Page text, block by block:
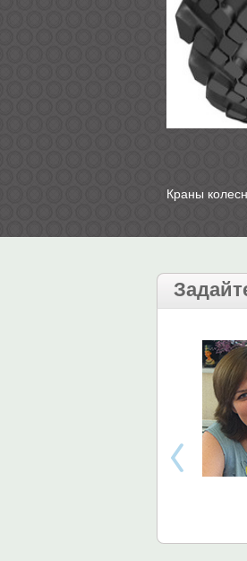
Краны